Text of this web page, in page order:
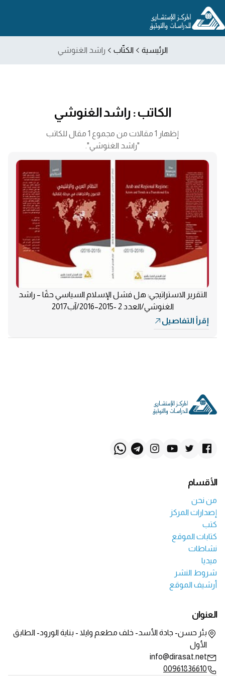
الرئيسية الكتّاب راشد الغنوشي
الكاتب : راشد الغنوشي
إظهار 1 مقالات من مجموع 1 مقال للكاتب
"راشد الغنوشي".
التقرير الاستراتيجي: هل فشل الإسلام السياسي حقًا – راشد
الغنوشي/العدد 2 -2015–2016/آب2017
إقرأ التفاصيل
الأقسام
من نحن
إصدارات المركز
كتب
كتابات الموقع
نشاطات
ميديا
شروط النشر
أرشيف الموقع
العنوان
بئر حسن- جادة الأسد- خلف مطعم وايلا - بناية الورود- الطابق
الأول
info@dirasat.net
00961836610